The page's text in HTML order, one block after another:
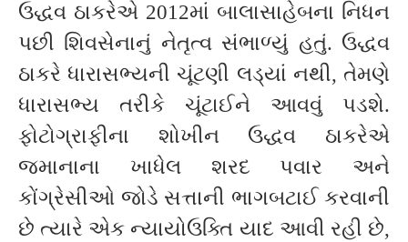
ઉદ્ધવ ઠાકરેએ 2012માં બાલાસાહેબના નિધન
પછી શિવસેનાનું નેતૃત્વ સંભાળ્યું હતું. ઉદ્ધવ
ઠાકરે ધારાસભ્યની ચૂંટણી લડ્યાં નથી, તેમણે
ધારાસભ્ય તરીકે ચૂંટાઈને આવવું પડશે.
ફોટોગ્રાફીના શોખીન ઉદ્ધવ ઠાકરેએ
જમાનાના ખાધેલ શરદ પવાર અને
કોંગ્રેસીઓ જોડે સત્તાની ભાગબટાઈ કરવાની
છે ત્યારે એક ન્યાયોઉક્તિ યાદ આવી રહી છે,